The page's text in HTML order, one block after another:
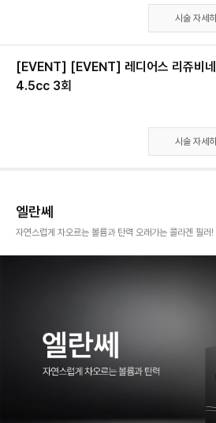
시술 자세히
[EVENT] [EVENT] 레디어스 리쥬비
4.5cc 3회
시술 자세히
엘란쎄
자연스럽게 차오르는 볼륨과 탄력 오래가는 콜라겐 필러!